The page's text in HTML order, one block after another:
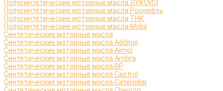
Полусинтетические моторные масла ЛУКОЙЛ
Полусинтетические моторные масла Роснефть
Полусинтетические моторные масла ТНК
Полусинтетические моторные масла Mobil
Синтетические моторные масла
Синтетические моторные масла Addinol
Синтетические моторные масла Aimol
Синтетические моторные масла Ambra
Синтетические моторные масла BP
Синтетические моторные масла Castrol
Синтетические моторные масла Caterpillar